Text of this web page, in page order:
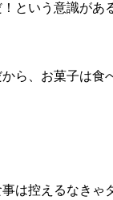
という意識があ
から、お菓子は食
事は控えるなきゃ